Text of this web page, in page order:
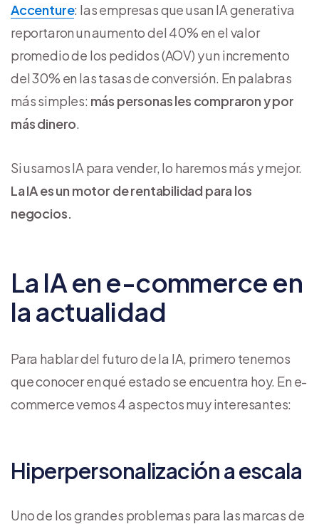
Accenture: las empresas que usan IA generativa
reportaron un aumento del 40% en el valor
promedio de los pedidos (AOV) y un incremento
del 30% en las tasas de conversión. En palabras
más simples: más personas les compraron y por
más dinero.
Si usamos IA para vender, lo haremos más y mejor.
La IA es un motor de rentabilidad para los
negocios.
La IA en e-commerce en
la actualidad
Para hablar del futuro de la IA, primero tenemos
que conocer en qué estado se encuentra hoy. En e-
commerce vemos 4 aspectos muy interesantes:
Hiperpersonalización a escala
Uno de los grandes problemas para las marcas de